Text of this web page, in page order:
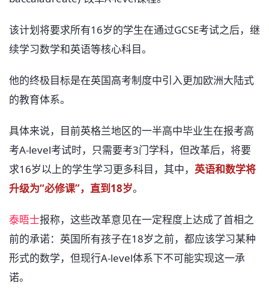
该计划将要求所有16岁的学生在通过GCSE考试之后，继
续学习数学和英语等核心科目。
他的终极目标是在英国高考制度中引入更加欧洲大陆式
的教育体系。
具体来说，目前英格兰地区的一半高中毕业生在报考高
考A-level考试时，只需要考3门学科，但改革后，将要
求16岁以上的学生学习更多科目，其中， 英语和数学将
升级为“必修课”，直到18岁。
泰晤士报称，这些改革意见在一定程度上达成了首相之
前的承诺：英国所有孩子在18岁之前，都应该学习某种
形式的数学，但现行A-level体系下不可能实现这一承
诺。